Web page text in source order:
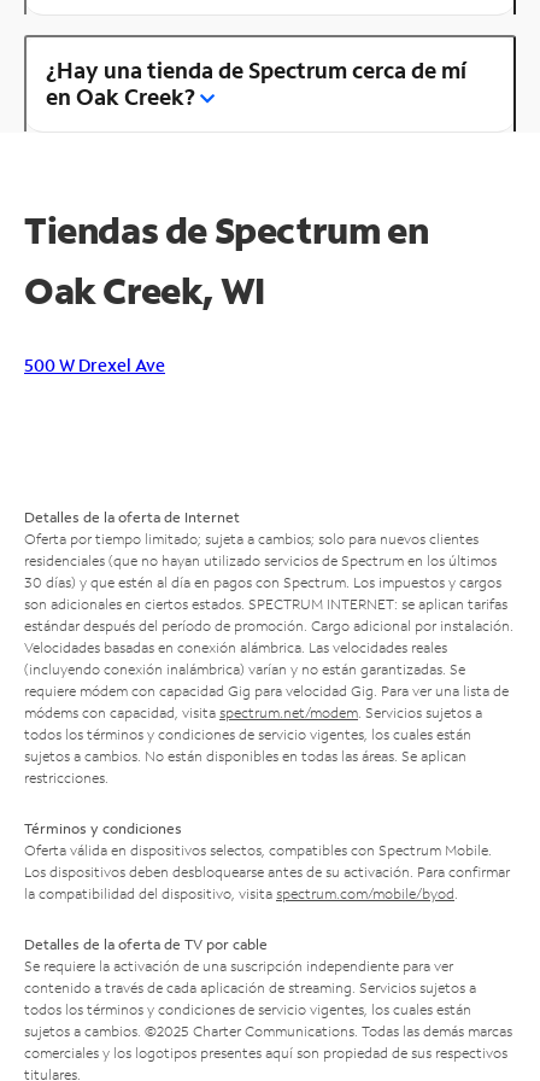
¿Hay una tienda de Spectrum cerca de mí
en Oak Creek?
Tiendas de Spectrum en
Oak Creek, WI
500 W Drexel Ave
Detalles de la oferta de Internet
Oferta por tiempo limitado; sujeta a cambios; solo para nuevos clientes
residenciales (que no hayan utilizado servicios de Spectrum en los últimos
30 días) y que estén al día en pagos con Spectrum. Los impuestos y cargos
son adicionales en ciertos estados. SPECTRUM INTERNET: se aplican tarifas
estándar después del período de promoción. Cargo adicional por instalación.
Velocidades basadas en conexión alámbrica. Las velocidades reales
(incluyendo conexión inalámbrica) varían y no están garantizadas. Se
requiere módem con capacidad Gig para velocidad Gig. Para ver una lista de
módems con capacidad, visita spectrum.net/modem . Servicios sujetos a
todos los términos y condiciones de servicio vigentes, los cuales están
sujetos a cambios. No están disponibles en todas las áreas. Se aplican
restricciones.
Términos y condiciones
Oferta válida en dispositivos selectos, compatibles con Spectrum Mobile.
Los dispositivos deben desbloquearse antes de su activación. Para confirmar
la compatibilidad del dispositivo, visita spectrum.com/mobile/byod
Detalles de la oferta de TV por cable
Se requiere la activación de una suscripción independiente para ver
contenido a través de cada aplicación de streaming. Servicios sujetos a
todos los términos y condiciones de servicio vigentes, los cuales están
sujetos a cambios. ©2025 Charter Communications. Todas las demás marcas
comerciales y los logotipos presentes aquí son propiedad de sus respectivos
titulares.